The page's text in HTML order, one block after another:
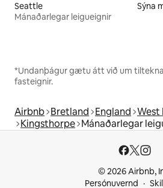
Seattle
Mánaðarlegar leigueignir
Sýna
*Undanþágur gætu átt við um
fasteignir.
Airbnb Bretland England West
Kingsthorpe Mánaðarlegar
© 2026 Airbnb,
Persónuvernd